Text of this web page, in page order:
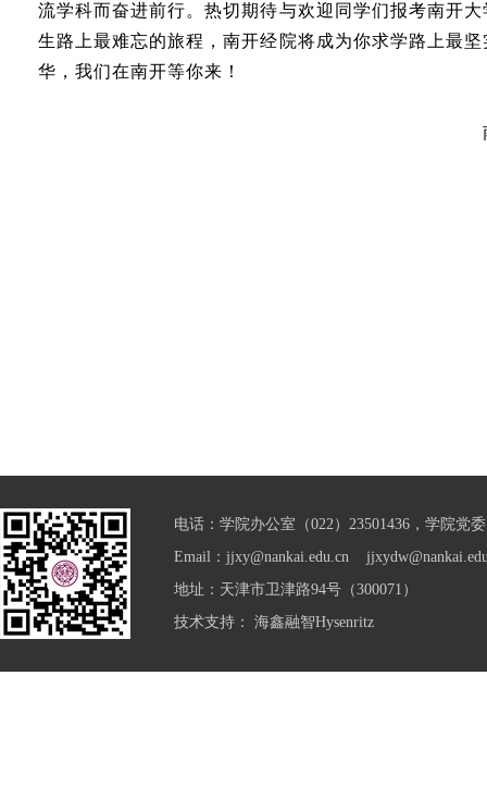
流学科而奋进前行。热切期待与欢迎同学们报考南开
生路上最难忘的旅程，南开经院将成为你求学路上最
华，我们在南开等你来！
电话：学院办公室（022）23501436，学院党
Email：jjxy@nankai.edu.cn
地址：天津市卫津路94号（300071）
技术支持： 海鑫融智Hysenritz